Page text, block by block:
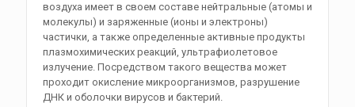
воздуха имеет в своем составе нейтральные (атомы и
молекулы) и заряженные (ионы и электроны)
частички, а также определенные активные продукты
плазмохимических реакций, ультрафиолетовое
излучение. Посредством такого вещества может
проходит окисление микроорганизмов, разрушение
ДНК и оболочки вирусов и бактерий.